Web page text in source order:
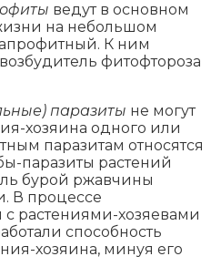
ведут в основном
на небольшом
К ним
фитофтороза
паразиты не могут
хозяина одного или
паразитам относятся
паразиты растений
бурой ржавчины
В процессе
растениями-хозяевами
способность
хозяина, минуя его